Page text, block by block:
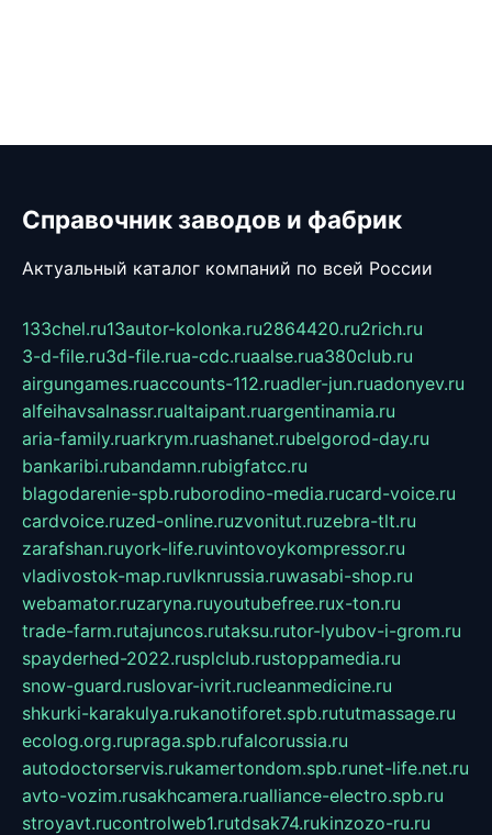
Справочник заводов и фабрик
Актуальный каталог компаний по всей России
133chel.ru13autor-kolonka.ru2864420.ru2rich.ru
3-d-file.ru3d-file.rua-cdc.ruaalse.rua380club.ru
airgungames.ruaccounts-112.ruadler-jun.ruadonyev.ru
alfeihavsalnassr.rualtaipant.ruargentinamia.ru
aria-family.ruarkrym.ruashanet.rubelgorod-day.ru
bankaribi.rubandamn.rubigfatcc.ru
blagodarenie-spb.ruborodino-media.rucard-voice.ru
cardvoice.ruzed-online.ruzvonitut.ruzebra-tlt.ru
zarafshan.ruyork-life.ruvintovoykompressor.ru
vladivostok-map.ruvlknrussia.ruwasabi-shop.ru
webamator.ruzaryna.ruyoutubefree.rux-ton.ru
trade-farm.rutajuncos.rutaksu.rutor-lyubov-i-grom.ru
spayderhed-2022.rusplclub.rustoppamedia.ru
snow-guard.ruslovar-ivrit.rucleanmedicine.ru
shkurki-karakulya.rukanotiforet.spb.rututmassage.ru
ecolog.org.rupraga.spb.rufalcorussia.ru
autodoctorservis.rukamertondom.spb.runet-life.net.ru
avto-vozim.rusakhcamera.rualliance-electro.spb.ru
stroyavt.rucontrolweb1.rutdsak74.rukinzozo-ru.ru